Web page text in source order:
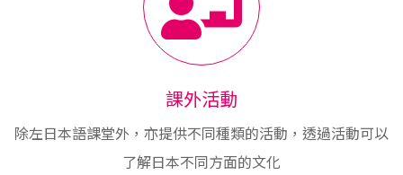
課外活動
除左日本語課堂外，亦提供不同種類的活動，透過活動可以
了解日本不同方面的文化